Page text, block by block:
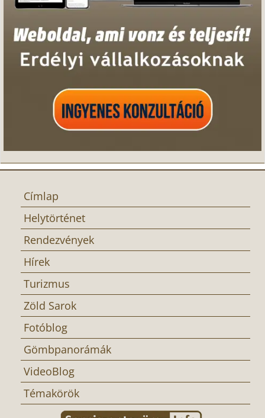
Címlap
Helytörténet
Rendezvények
Hírek
Turizmus
Zöld Sarok
Fotóblog
Gömbpanorámák
VideoBlog
Témakörök